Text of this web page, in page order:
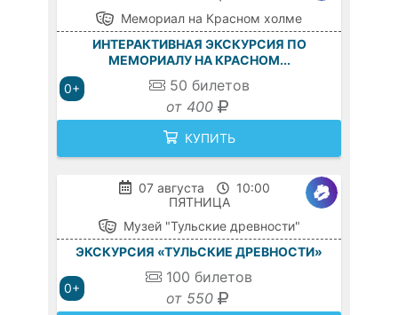
0+
Мемориал на Красном холме
ИНТЕРАКТИВНАЯ ЭКСКУРСИЯ ПО
МЕМОРИАЛУ НА КРАСНОМ...
50 билетов
от 400
КУПИТЬ
07 августа
10:00
ПЯТНИЦА
0+
Музей "Тульские древности"
ЭКСКУРСИЯ «ТУЛЬСКИЕ ДРЕВНОСТИ»
100 билетов
от 550